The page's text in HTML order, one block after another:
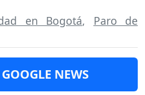
en Bogotá, Paro de
NEWS